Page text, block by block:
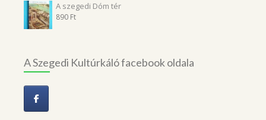
A szegedi Dóm tér
890 Ft
A Szegedi Kultúrkáló facebook oldala